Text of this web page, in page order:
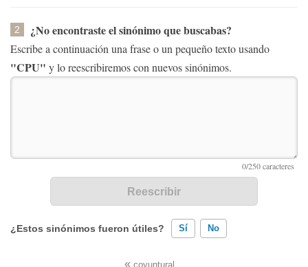
2 ¿No encontraste el sinónimo que buscabas?
Escribe a continuación una frase o un pequeño texto usando
"CPU" y lo reescribiremos con nuevos sinónimos.
¿Estos sinónimos fueron útiles? Sí No
« coyuntural